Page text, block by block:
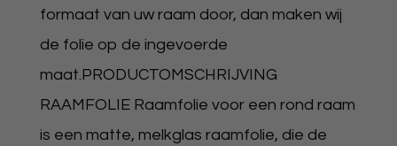
formaat van uw raam door, dan maken wij
de folie op de ingevoerde
maat.PRODUCTOMSCHRIJVING
RAAMFOLIE Raamfolie voor een rond raam
is een matte, melkglas raamfolie, die de